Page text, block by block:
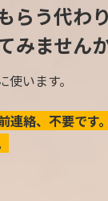
らう代わ
みません
います。
絡、不要で